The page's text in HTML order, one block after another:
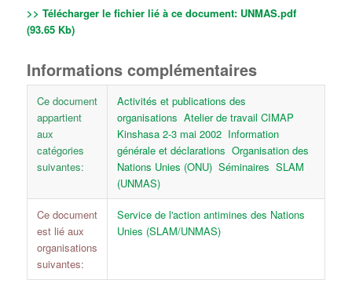
>> Télécharger le fichier lié à ce document: UNMAS.pdf
(93.65 Kb)
Informations complémentaires
Ce document
appartient
aux
catégories
suivantes:
Activités et publications des
organisations Atelier de travail CIMAP
Kinshasa 2-3 mai 2002 Information
générale et déclarations Organisation des
Nations Unies (ONU) Séminaires SLAM
(UNMAS)
Ce document
est lié aux
organisations
suivantes:
Service de l'action antimines des Nations
Unies (SLAM/UNMAS)